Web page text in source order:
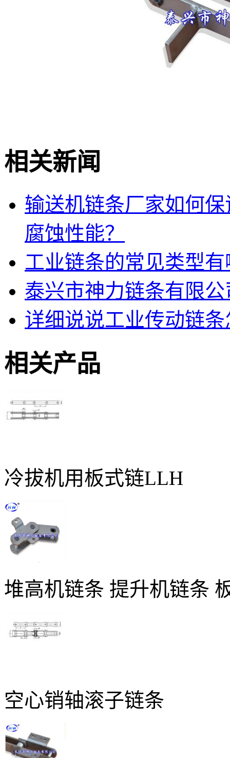
相关新闻
输送机链条厂家如何
腐蚀性能？
工业链条的常见类型
泰兴市神力链条有限
详细说说工业传动链
相关产品
冷拔机用板式链LLH
堆高机链条 提升机链条
空心销轴滚子链条